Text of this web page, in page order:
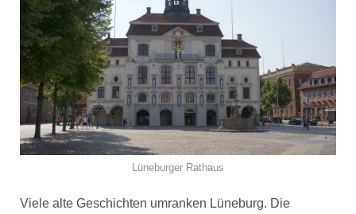
Lüneburger Rathaus
Viele alte Geschichten umranken Lüneburg. Die